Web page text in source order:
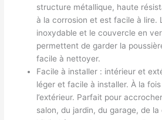
structure métallique, haute
à la corrosion et est facile à lire.
inoxydable et le couvercle en
permettent de garder la
facile à nettoyer.
Facile à installer : intérieur et
léger et facile à installer. À la
l’extérieur. Parfait pour
salon, du jardin, du garage, de